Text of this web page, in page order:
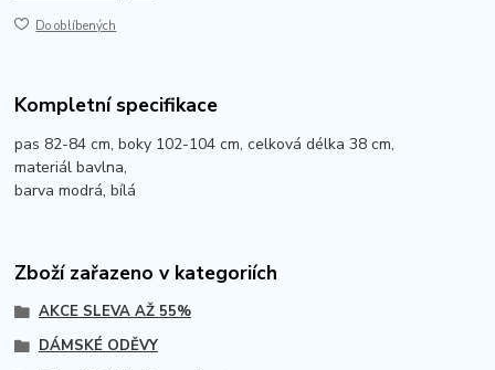
Do oblíbených
Kompletní specifikace
pas 82-84 cm, boky 102-104 cm, celková délka 38 cm,
materiál bavlna,
barva modrá, bílá
Zboží zařazeno v kategoriích
AKCE SLEVA AŽ 55%
DÁMSKÉ ODĚVY